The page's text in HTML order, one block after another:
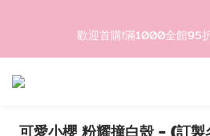
0
1
0
歡迎首購!滿1000全館95
登入會員滿$1200超取免運 -